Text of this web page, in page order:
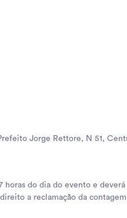
Jorge Rettore, N 51,
do dia do evento e
a reclamação da